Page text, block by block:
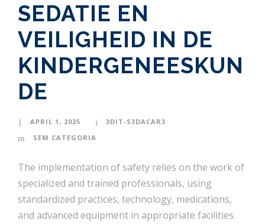
SEDATIE EN
VEILIGHEID IN DE
KINDERGENEESKUN
DE
APRIL 1, 2025
3DIT-S3DACAR3
SEM CATEGORIA
The implementation of safety relies on the work of
specialized and trained professionals, using
standardized practices, technology, medications,
and advanced equipment in appropriate facilities.